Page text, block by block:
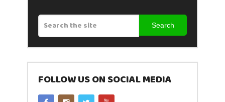
Search
FOLLOW US ON SOCIAL MEDIA